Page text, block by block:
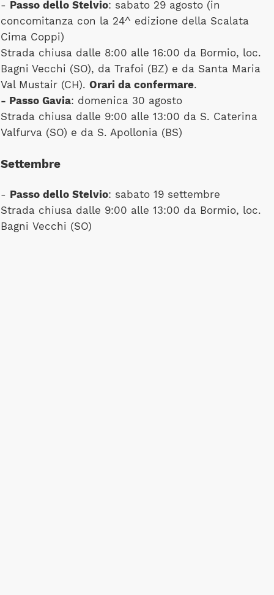
- Passo dello Stelvio: sabato 29 agosto (in
concomitanza con la 24^ edizione della Scalata
Cima Coppi)
Strada chiusa dalle 8:00 alle 16:00 da Bormio, loc.
Bagni Vecchi (SO), da Trafoi (BZ) e da Santa Maria
Val Mustair (CH). Orari da confermare.
- Passo Gavia: domenica 30 agosto
Strada chiusa dalle 9:00 alle 13:00 da S. Caterina
Valfurva (SO) e da S. Apollonia (BS)
Settembre
- Passo dello Stelvio: sabato 19 settembre
Strada chiusa dalle 9:00 alle 13:00 da Bormio, loc.
Bagni Vecchi (SO)